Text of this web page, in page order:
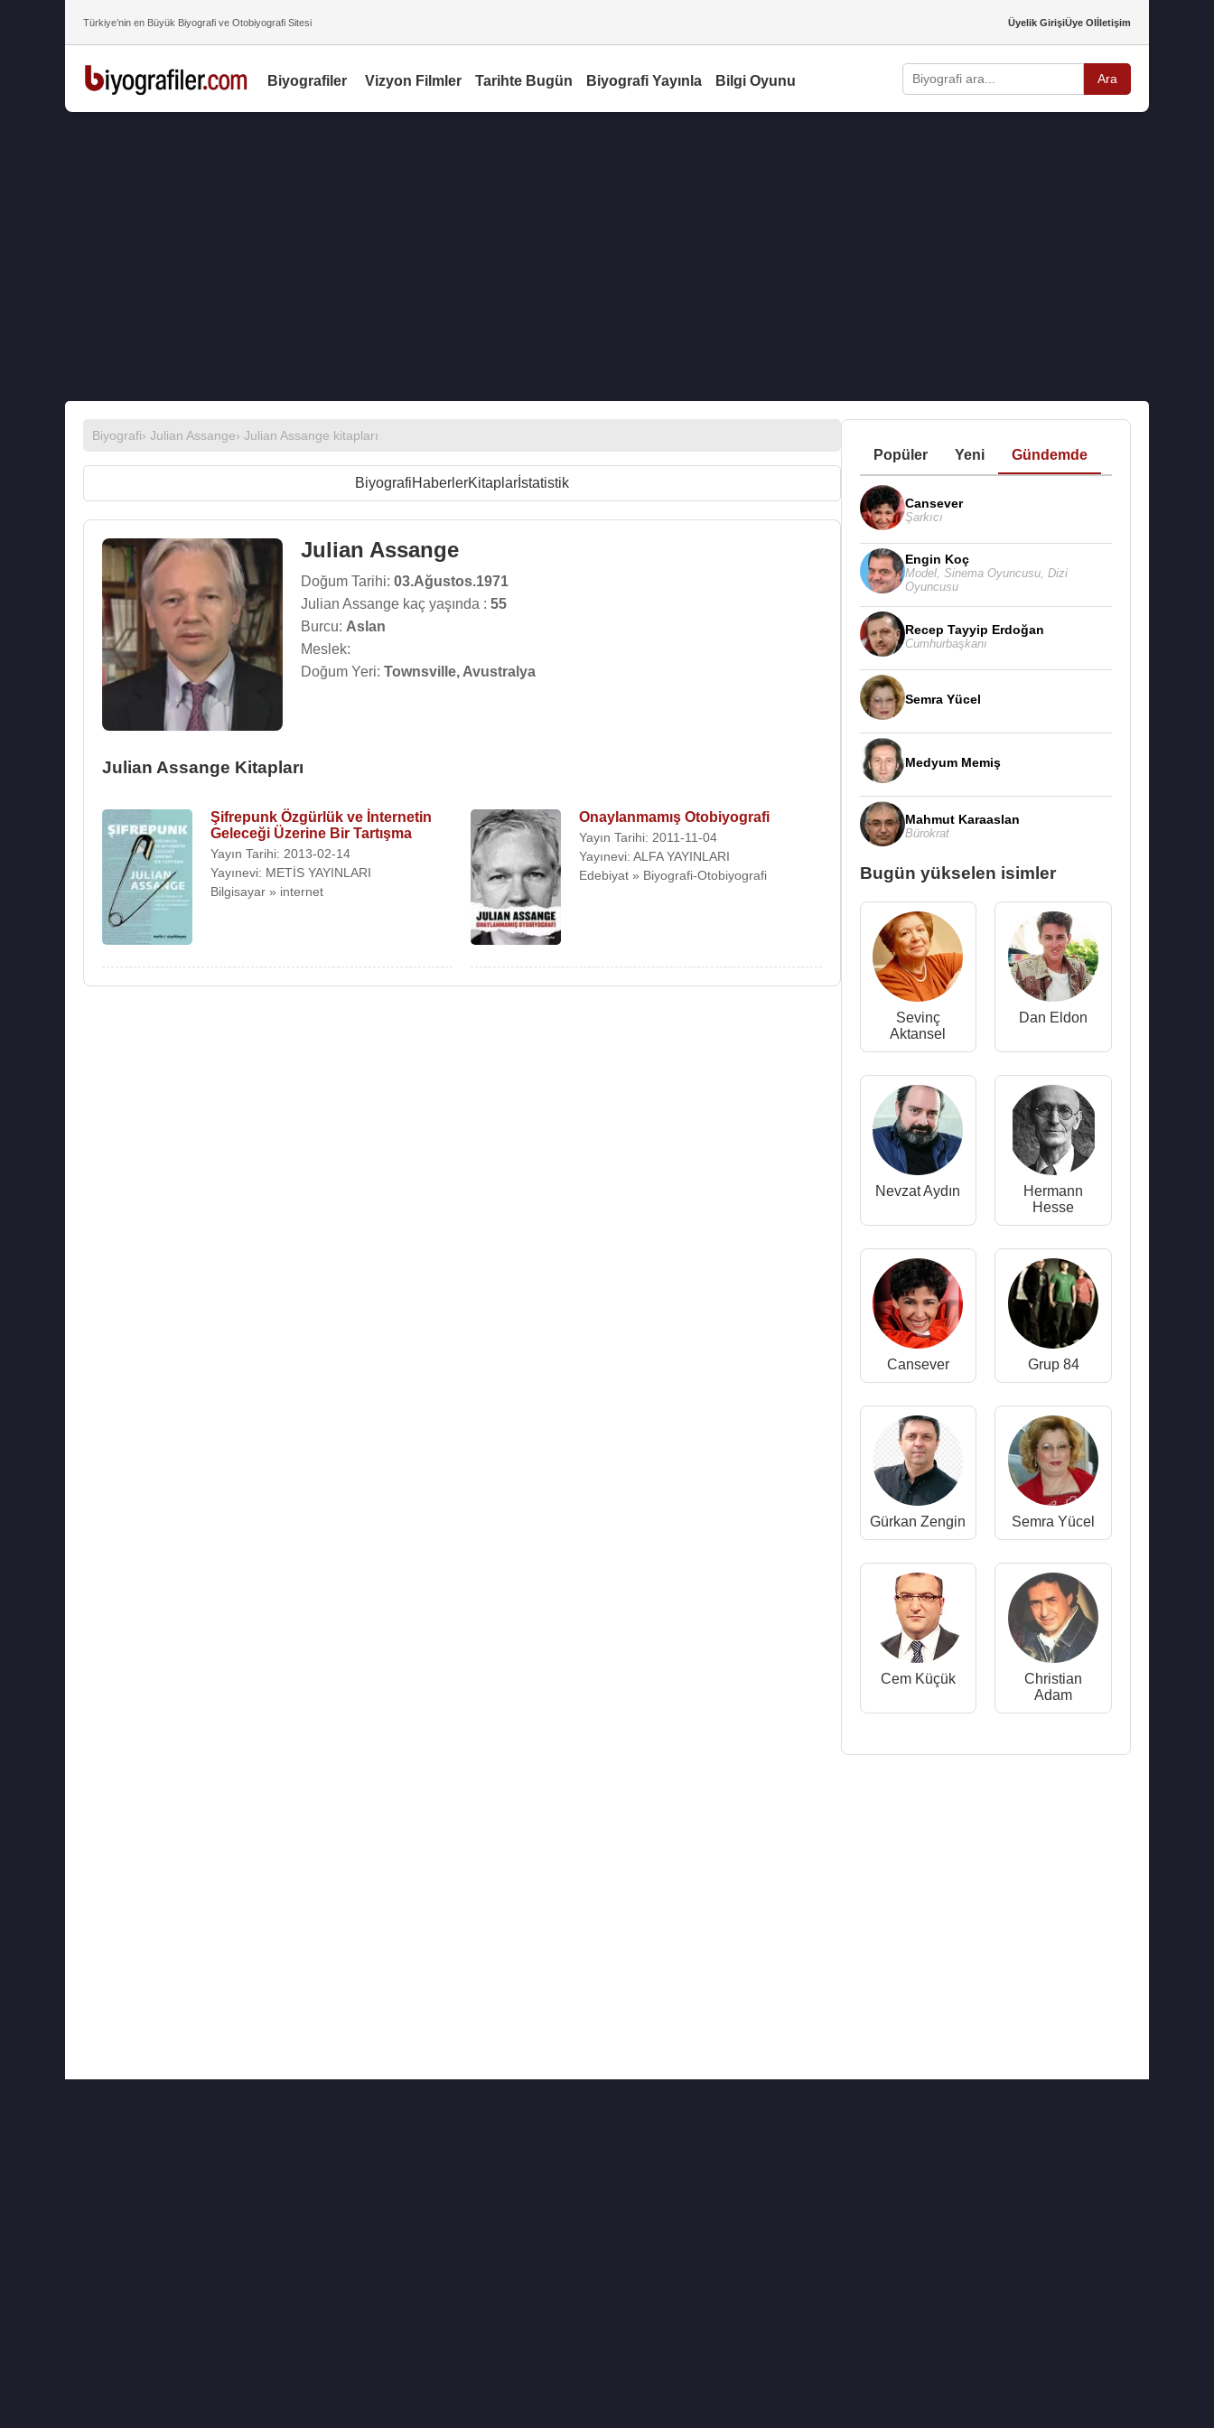
Türkiye’nin en Büyük Biyografi ve Otobiyografi Sitesi Üyelik GirişiÜye Olİletişim
Biyografiler Vizyon Filmler Tarihte Bugün Biyografi Yayınla Bilgi Oyunu Ara
Biyografi› Julian Assange› Julian Assange kitapları
BiyografiHaberlerKitaplarİstatistik
Julian Assange
Doğum Tarihi: 03.Ağustos.1971
Julian Assange kaç yaşında : 55
Burcu: Aslan
Meslek:
Doğum Yeri: Townsville, Avustralya
Julian Assange Kitapları
Şifrepunk Özgürlük ve İnternetin
Geleceği Üzerine Bir Tartışma
Yayın Tarihi: 2013-02-14
Yayınevi: METİS YAYINLARI
Bilgisayar » internet
Onaylanmamış Otobiyografi
Yayın Tarihi: 2011-11-04
Yayınevi: ALFA YAYINLARI
Edebiyat » Biyografi-Otobiyografi
Popüler Yeni Gündemde
Cansever
Şarkıcı
Engin Koç
Model, Sinema Oyuncusu, Dizi
Oyuncusu
Recep Tayyip Erdoğan
Cumhurbaşkanı
Semra Yücel
Medyum Memiş
Mahmut Karaaslan
Bürokrat
Bugün yükselen isimler
Sevinç
Aktansel
Dan Eldon
Nevzat Aydın
Hermann
Hesse
Cansever Grup 84
Gürkan Zengin Semra Yücel
Cem Küçük
Christian
Adam